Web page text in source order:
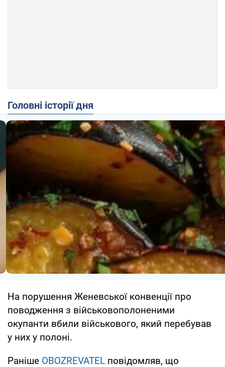
Головні історії дня
На порушення Женевської конвенції про
поводження з військовополоненими
окупанти вбили військового, який перебував
у них у полоні.
Раніше OBOZREVATEL повідомляв, що